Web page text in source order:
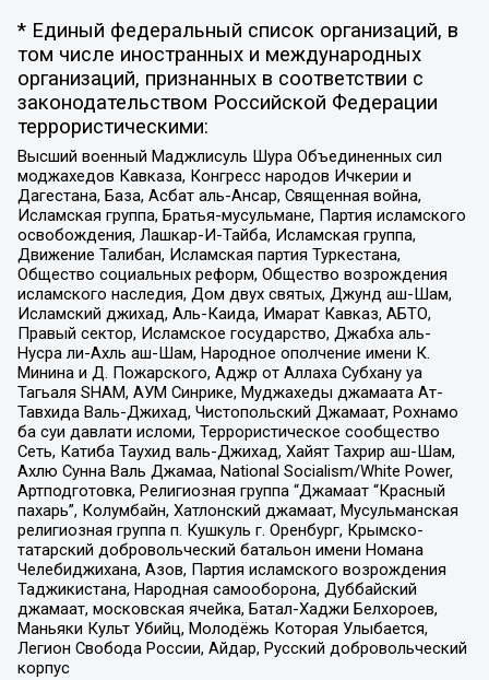
* Единый федеральный список организаций, в
том числе иностранных и международных
организаций, признанных в соответствии с
законодательством Российской Федерации
террористическими:
Высший военный Маджлисуль Шура Объединенных сил
моджахедов Кавказа, Конгресс народов Ичкерии и
Дагестана, База, Асбат аль-Ансар, Священная война,
Исламская группа, Братья-мусульмане, Партия исламского
освобождения, Лашкар-И-Тайба, Исламская группа,
Движение Талибан, Исламская партия Туркестана,
Общество социальных реформ, Общество возрождения
исламского наследия, Дом двух святых, Джунд аш-Шам,
Исламский джихад, Аль-Каида, Имарат Кавказ, АБТО,
Правый сектор, Исламское государство, Джабха аль-
Нусра ли-Ахль аш-Шам, Народное ополчение имени К.
Минина и Д. Пожарского, Аджр от Аллаха Субхану уа
Тагьаля SHAM, АУМ Синрике, Муджахеды джамаата Ат-
Тавхида Валь-Джихад, Чистопольский Джамаат, Рохнамо
ба суи давлати исломи, Террористическое сообщество
Сеть, Катиба Таухид валь-Джихад, Хайят Тахрир аш-Шам,
Ахлю Сунна Валь Джамаа, National Socialism/White Power,
Артподготовка, Религиозная группа “Джамаат “Красный
пахарь”, Колумбайн, Хатлонский джамаат, Мусульманская
религиозная группа п. Кушкуль г. Оренбург, Крымско-
татарский добровольческий батальон имени Номана
Челебиджихана, Азов, Партия исламского возрождения
Таджикистана, Народная самооборона, Дуббайский
джамаат, московская ячейка, Батал-Хаджи Белхороев,
Маньяки Культ Убийц, Молодёжь Которая Улыбается,
Легион Свобода России, Айдар, Русский добровольческий
корпус